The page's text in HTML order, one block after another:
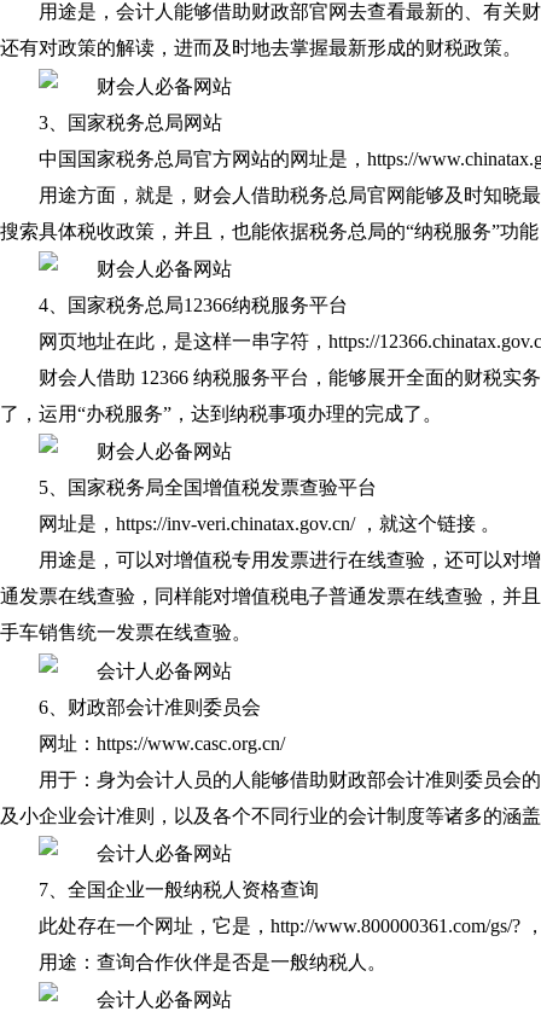
用途是，会计人能够借助财政部官网去查看最新的、有关
还有对政策的解读，进而及时地去掌握最新形成的财税政策。
3、国家税务总局网站
中国国家税务总局官方网站的网址是，https://
用途方面，就是，财会人借助税务总局官网能够及时知晓
搜索具体税收政策，并且，也能依据税务总局的“纳税服务”功
4、国家税务总局12366纳税服务平台
网页地址在此，是这样一串字符，https://
财会人借助 12366 纳税服务平台，能够展开全面的财税实
了，运用“办税服务”，达到纳税事项办理的完成了。
5、国家税务局全国增值税发票查验平台
网址是，https://inv-veri.chinatax.gov.cn/ ，就这个链接 。
用途是，可以对增值税专用发票进行在线查验，还可以对
通发票在线查验，同样能对增值税电子普通发票在线查验，并
手车销售统一发票在线查验。
6、财政部会计准则委员会
网址：https://www.casc.org.cn/
用于：身为会计人员的人能够借助财政部会计准则委员会
及小企业会计准则，以及各个不同行业的会计制度等诸多的涵
7、全国企业一般纳税人资格查询
此处存在一个网址，它是，http://www.800000361.com/gs/?
用途：查询合作伙伴是否是一般纳税人。